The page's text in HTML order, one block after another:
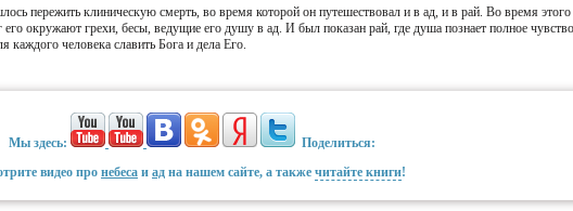
пережить клиническую смерть, во время которой он путешествовал и в ад, и в рай. Во время
окружают грехи, бесы, ведущие его душу в ад. И был показан рай, где душа познает полное
каждого человека славить Бога и дела Его.
Мы здесь:
Поделиться:
видео про небеса и ад на нашем сайте, а также читайте книги!